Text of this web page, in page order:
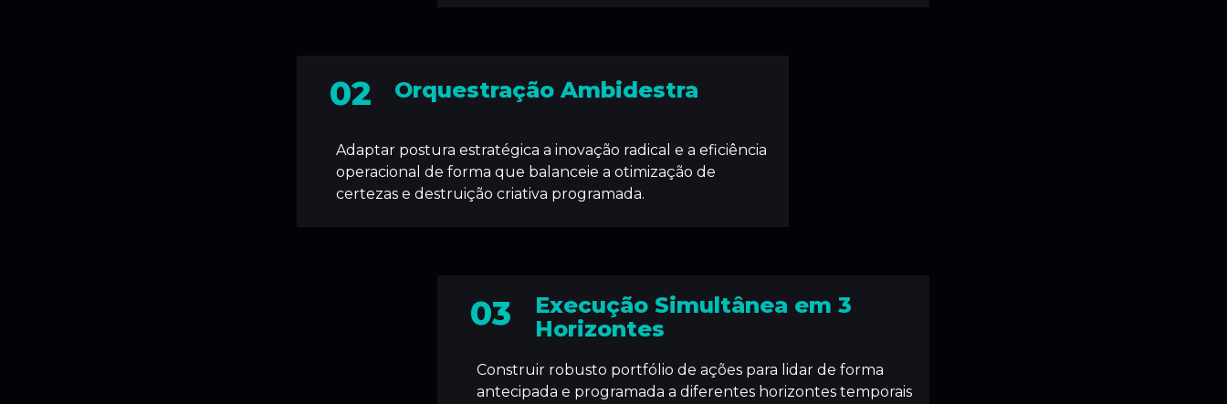
02
Adaptar postura estratégica a inovação radical e a eficiência
operacional de forma que balanceie a otimização de
certezas e destruição criativa programada.
Orquestração Ambidestra
03
Construir robusto portfólio de ações para lidar de forma
antecipada e programada a diferentes horizontes temporais
Execução Simultânea em 3
Horizontes